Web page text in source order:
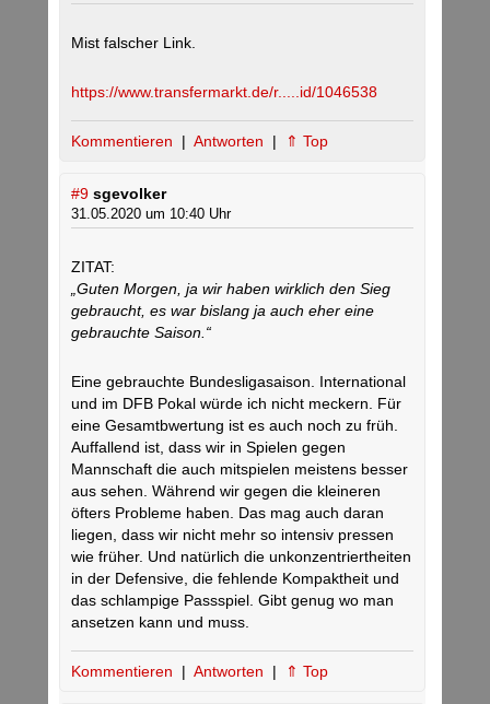
Mist falscher Link.
https://www.transfermarkt.de/r.....id/1046538
Kommentieren | Antworten | ⇑ Top
#9 sgevolker
31.05.2020 um 10:40 Uhr
ZITAT:
„Guten Morgen, ja wir haben wirklich den Sieg
gebraucht, es war bislang ja auch eher eine
gebrauchte Saison.“
Eine gebrauchte Bundesligasaison. International
und im DFB Pokal würde ich nicht meckern. Für
eine Gesamtbwertung ist es auch noch zu früh.
Auffallend ist, dass wir in Spielen gegen
Mannschaft die auch mitspielen meistens besser
aus sehen. Während wir gegen die kleineren
öfters Probleme haben. Das mag auch daran
liegen, dass wir nicht mehr so intensiv pressen
wie früher. Und natürlich die unkonzentriertheiten
in der Defensive, die fehlende Kompaktheit und
das schlampige Passspiel. Gibt genug wo man
ansetzen kann und muss.
Kommentieren | Antworten | ⇑ Top